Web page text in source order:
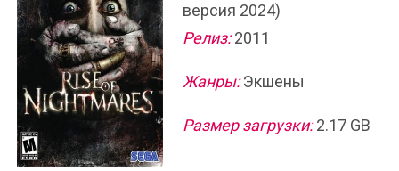
версия 2024)
Релиз:2011
Жанры:Экшены
Размер загрузки:2.17 GB